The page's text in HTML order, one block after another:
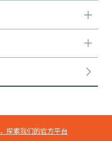
，探索我们的官方平台